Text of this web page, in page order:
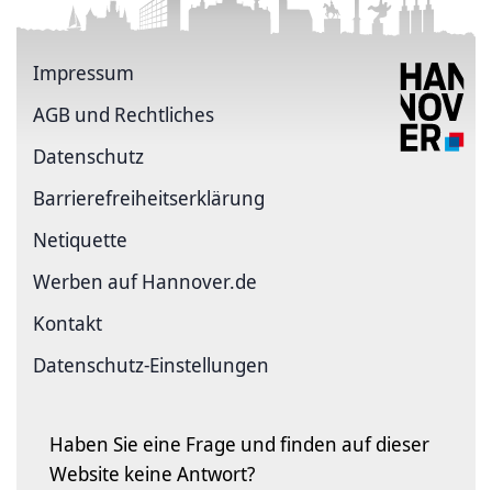
Impressum
AGB und Rechtliches
Datenschutz
Barriere­freiheits­erklärung
Netiquette
Werben auf Hannover.de
Kontakt
Datenschutz-Einstellungen
Haben Sie eine Frage und finden auf dieser
Website keine Antwort?